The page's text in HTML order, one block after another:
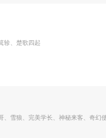
轸、楚歌四起
雪狼、完美学长、神秘来客、奇幻